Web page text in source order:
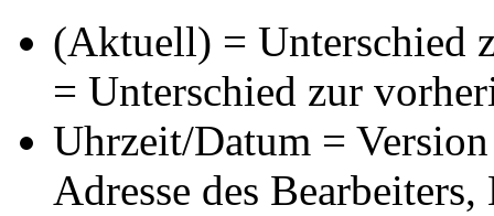
(Aktuell) = Unterschied
= Unterschied zur
Uhrzeit/Datum =
Adresse des